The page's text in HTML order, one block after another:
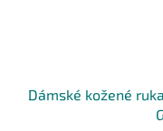
Dámské kožené